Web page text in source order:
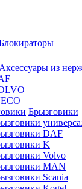
Аксессуары из
Брызговики
DAF
K
Volvo
MAN
Scania